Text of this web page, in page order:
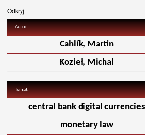
Odkryj
Autor
Cahlík, Martin
Kozieł, Michal
Temat
central bank digital currencies
monetary law